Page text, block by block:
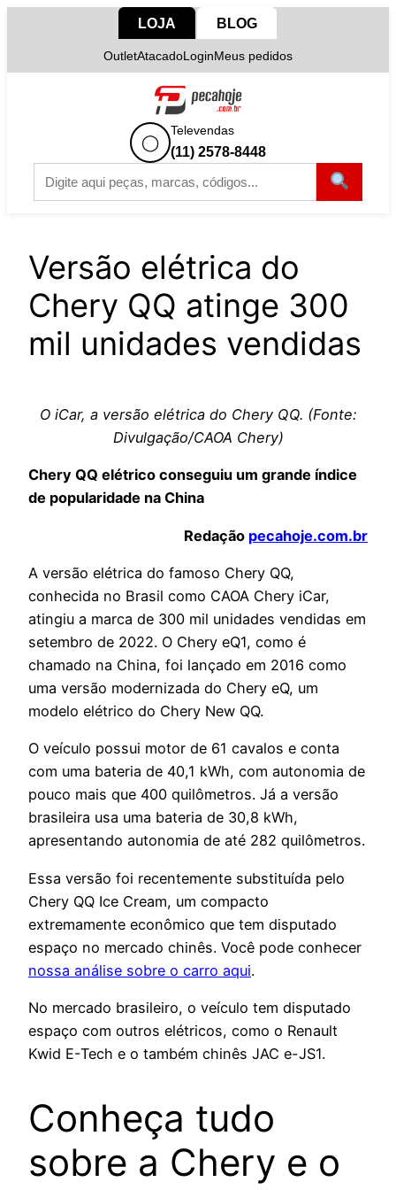
LOJA BLOG
OutletAtacadoLoginMeus pedidos
◯
Televendas
(11) 2578-8448
Versão elétrica do
Chery QQ atinge 300
mil unidades vendidas
O iCar, a versão elétrica do Chery QQ. (Fonte:
Divulgação/CAOA Chery)
Chery QQ elétrico conseguiu um grande índice
de popularidade na China
Redação pecahoje.com.br
A versão elétrica do famoso Chery QQ,
conhecida no Brasil como CAOA Chery iCar,
atingiu a marca de 300 mil unidades vendidas em
setembro de 2022. O Chery eQ1, como é
chamado na China, foi lançado em 2016 como
uma versão modernizada do Chery eQ, um
modelo elétrico do Chery New QQ.
O veículo possui motor de 61 cavalos e conta
com uma bateria de 40,1 kWh, com autonomia de
pouco mais que 400 quilômetros. Já a versão
brasileira usa uma bateria de 30,8 kWh,
apresentando autonomia de até 282 quilômetros.
Essa versão foi recentemente substituída pelo
Chery QQ Ice Cream, um compacto
extremamente econômico que tem disputado
espaço no mercado chinês. Você pode conhecer
nossa análise sobre o carro aqui.
No mercado brasileiro, o veículo tem disputado
espaço com outros elétricos, como o Renault
Kwid E-Tech e o também chinês JAC e-JS1.
Conheça tudo
sobre a Chery e o